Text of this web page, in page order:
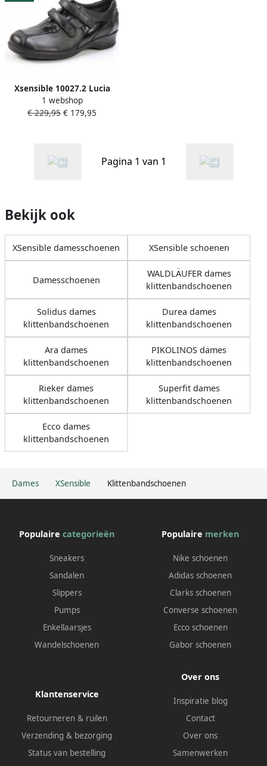
Dames XSensible Klittenbandschoenen
Xsensible 10027.2 Lucia
Black Leopard H-Wijdte
Klittenbandschoenen
1 webshop
€ 229,95 € 179,95
Pagina 1 van 1
Bekijk ook
XSensible damesschoenen XSensible schoenen
Damesschoenen
WALDLÄUFER dames
klittenbandschoenen
Solidus dames
klittenbandschoenen
Durea dames
klittenbandschoenen
Ara dames
klittenbandschoenen
PIKOLINOS dames
klittenbandschoenen
Rieker dames
klittenbandschoenen
Superfit dames
klittenbandschoenen
Ecco dames
klittenbandschoenen
Populaire categorieën
Sneakers
Sandalen
Slippers
Pumps
Enkellaarsjes
Wandelschoenen
Populaire merken
Nike schoenen
Adidas schoenen
Clarks schoenen
Converse schoenen
Ecco schoenen
Gabor schoenen
Klantenservice
Retourneren & ruilen
Verzending & bezorging
Status van bestelling
Over ons
Inspiratie blog
Contact
Over ons
Samenwerken